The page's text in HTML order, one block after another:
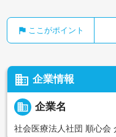
flag ここがポイント
business 企業情報
business 企業名
社会医療法人社団 順心会